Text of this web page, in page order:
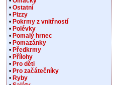
• Ostatní
• Pizzy
• Pokrmy z vnitřností
• Polévky
• Pomalý hrnec
• Pomazánky
• Předkrmy
• Přílohy
• Pro děti
• Pro začátečníky
• Ryby